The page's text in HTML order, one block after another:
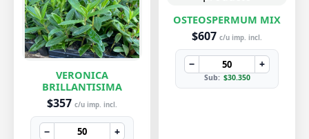
VERONICA
BRILLANTISIMA
$357 c/u imp. incl.
− +
OSTEOSPERMUM MIX
$607 c/u imp. incl.
− +
Sub: $30.350